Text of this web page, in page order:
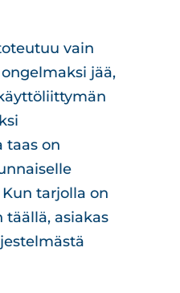
vain
jää,
taas on
tarjolla on
asiakas